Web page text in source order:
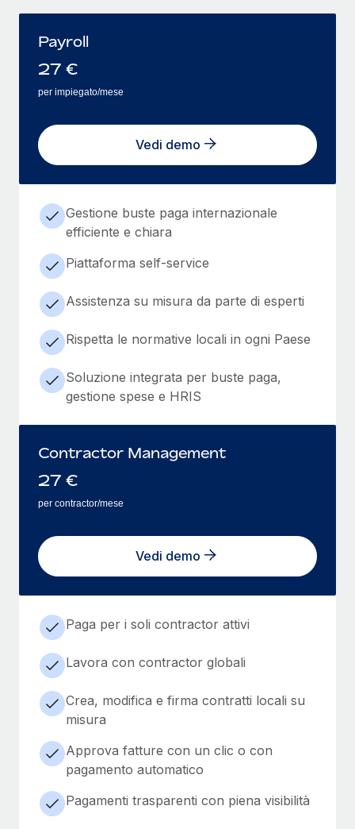
Payroll
27 €
per impiegato/mese
Vedi demo
Gestione buste paga internazionale
efficiente e chiara
Piattaforma self-service
Assistenza su misura da parte di esperti
Rispetta le normative locali in ogni Paese
Soluzione integrata per buste paga,
gestione spese e HRIS
Contractor Management
27 €
per contractor/mese
Vedi demo
Paga per i soli contractor attivi
Lavora con contractor globali
Crea, modifica e firma contratti locali su
misura
Approva fatture con un clic o con
pagamento automatico
Pagamenti trasparenti con piena visibilità